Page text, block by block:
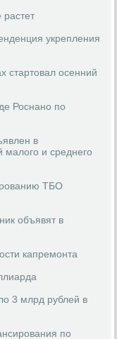
растет
укрепления
стартовал осенний
Роснано по
в
малого и среднего
ТБО
объявят в
капремонта
3 млрд рублей в
по